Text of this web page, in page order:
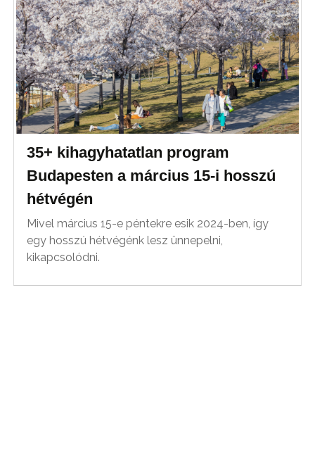
35+ kihagyhatatlan program
Budapesten a március 15-i hosszú
hétvégén
Mivel március 15-e péntekre esik 2024-ben, így
egy hosszú hétvégénk lesz ünnepelni,
kikapcsolódni.